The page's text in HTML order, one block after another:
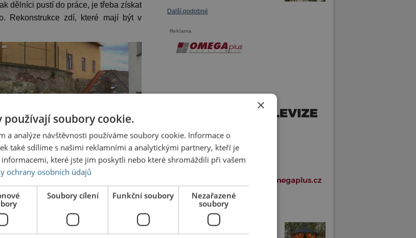
dělníci pustí do práce, je třeba získat
Rekonstrukce zdí, které mají být v
Další podobné
Reklama
Další články v rubrice
Na Větrníku vznikne nové veřejné
griloviště s názvem Buřtárna
×
používají soubory cookie.
a analýze návštěvnosti používáme soubory cookie. Informace o
také sdílíme s našimi reklamními a analytickými partnery, kteří je
které jste jim poskytli nebo které shromáždili při vašem
ochrany osobních údajů
Soubory cílení Funkční soubory
Nezařazené
soubory